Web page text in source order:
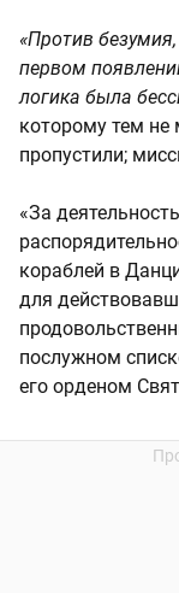
«Против
первом
логика была
которому тем не
пропустили;
«За
кораблей в
для
послужном
его орденом